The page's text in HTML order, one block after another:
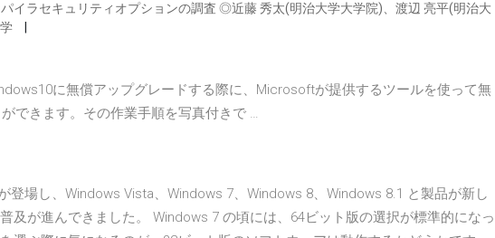
イラセキュリティオプションの調査 ◎近藤 秀太(明治大学大学院)、渡辺 亮平(明治大
に無償アップグレードする際に、Microsoftが提供するツールを使って無
できます。その作業手順を写真付きで …
登場し、Windows Vista、Windows 7、Windows 8、Windows 8.1 と製品が新し
及が進んできました。 Windows 7 の頃には、64ビット版の選択が標準的になっ